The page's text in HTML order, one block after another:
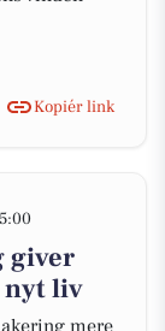
Kopiér link
giver
nyt liv
mere